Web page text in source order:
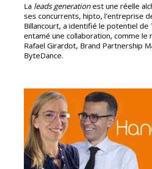
La leads generationest une réelle
ses concurrents, hipto, l'entreprise
Billancourt, a identifié le potentiel de
entamé une collaboration, comme le
Rafael Girardot, Brand Partnership
ByteDance.